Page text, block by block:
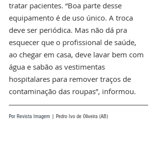
tratar pacientes. “Boa parte desse
equipamento é de uso único. A troca
deve ser periódica. Mas não dá pra
esquecer que o profissional de saúde,
ao chegar em casa, deve lavar bem com
água e sabão as vestimentas
hospitalares para remover traços de
contaminação das roupas”, informou.
Por Revista Imagem | Pedro Ivo de Oliveira (AB)